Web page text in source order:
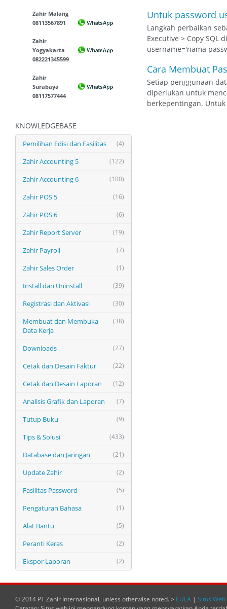
Zahir Malang
08113567891
Zahir
Yogyakarta
082221345599
Zahir
Surabaya
08117577444
KNOWLEDGEBASE
(4)
Pemilihan Edisi dan Fasilitas
(122)
Zahir Accounting 5
(100)
Zahir Accounting 6
(16)
Zahir POS 5
(6)
Zahir POS 6
(19)
Zahir Report Server
(7)
Zahir Payroll
(1)
Zahir Sales Order
(39)
Install dan Uninstall
(30)
Registrasi dan Aktivasi
(38)
Membuat dan Membuka
Data Kerja
(27)
Downloads
(22)
Cetak dan Desain Faktur
(12)
Cetak dan Desain Laporan
(7)
Analisis Grafik dan Laporan
(9)
Tutup Buku
(433)
Tips & Solusi
(21)
Database dan Jaringan
(2)
Update Zahir
(5)
Fasilitas Password
(1)
Pengaturan Bahasa
(5)
Alat Bantu
(2)
Peranti Keras
(2)
Ekspor Laporan
Untuk password
Langkah perbaikan
Executive > Copy
username='nama
Cara Membuat
Setiap penggunaan
diperlukan untuk
berkepentingan.
© 2014 PT Zahir Internasional, unless otherwise noted. > EULA | Situs